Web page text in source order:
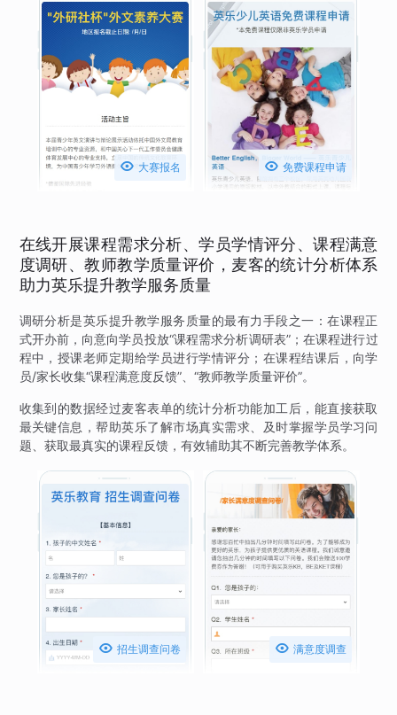
 大赛报名  免费课程申请
在线开展课程需求分析、学员学情评分、课程满意
度调研、教师教学质量评价，麦客的统计分析体系
助力英乐提升教学服务质量
调研分析是英乐提升教学服务质量的最有力手段之一：在课程正
式开办前，向意向学员投放“课程需求分析调研表”；在课程进行过
程中，授课老师定期给学员进行学情评分；在课程结课后，向学
员/家长收集“课程满意度反馈”、“教师教学质量评价”。
收集到的数据经过麦客表单的统计分析功能加工后，能直接获取
最关键信息，帮助英乐了解市场真实需求、及时掌握学员学习问
题、获取最真实的课程反馈，有效辅助其不断完善教学体系。
 招生调查问卷  满意度调查